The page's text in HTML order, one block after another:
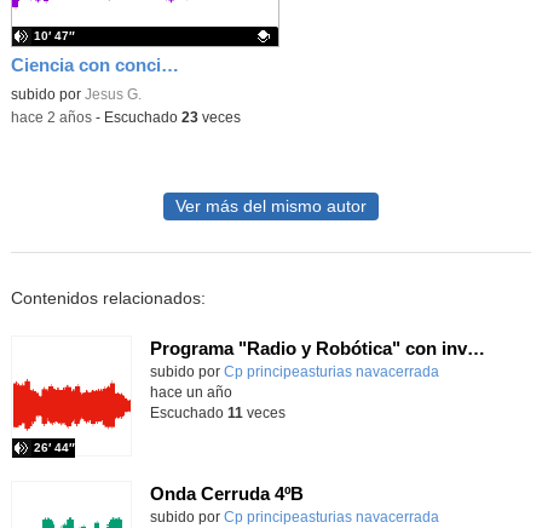
Ciencia con conciencias "Evolución de Fuentes de Energía"
Contenido educativo.
subido por Jesus G.
10′ 47″
-hace 2 años- Escuchado 23veces
Ver más del mismo autor
Contenidos relacionados:
Programa "Radio y Robótica" con invitados especiales
Contenido educativo.
subido por Cp principeasturias navacerrada
26′ 44″
hace un año
Escuchado 11 veces
Onda Cerruda 4ºB
Contenido educativo.
subido por Cp principeasturias navacerrada